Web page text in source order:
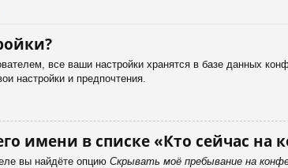
все ваши настройки хранятся в базе данных
настройки и предпочтения.
имени в списке «Кто сейчас на
вы найдёте опцию Скрывать моё пребывание на